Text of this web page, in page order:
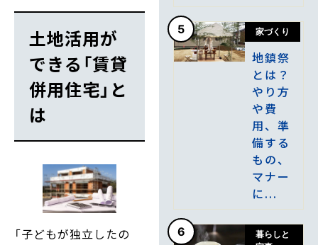
土地活用が
できる「賃貸
併用住宅」と
は
「子どもが独立したの
5 家づくり
地鎮祭
とは？
やり方
や費
用、準
備する
もの、
マナー
に...
6
暮らしと